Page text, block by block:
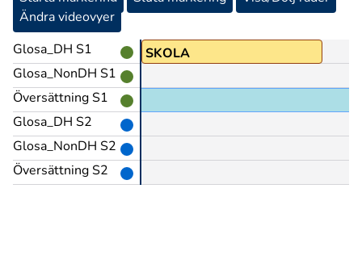
Ändra videovyer
Glosa_DH S1
Glosa_NonDH S1
Översättning S1
Glosa_DH S2
Glosa_NonDH S2
Översättning S2
SKOLA